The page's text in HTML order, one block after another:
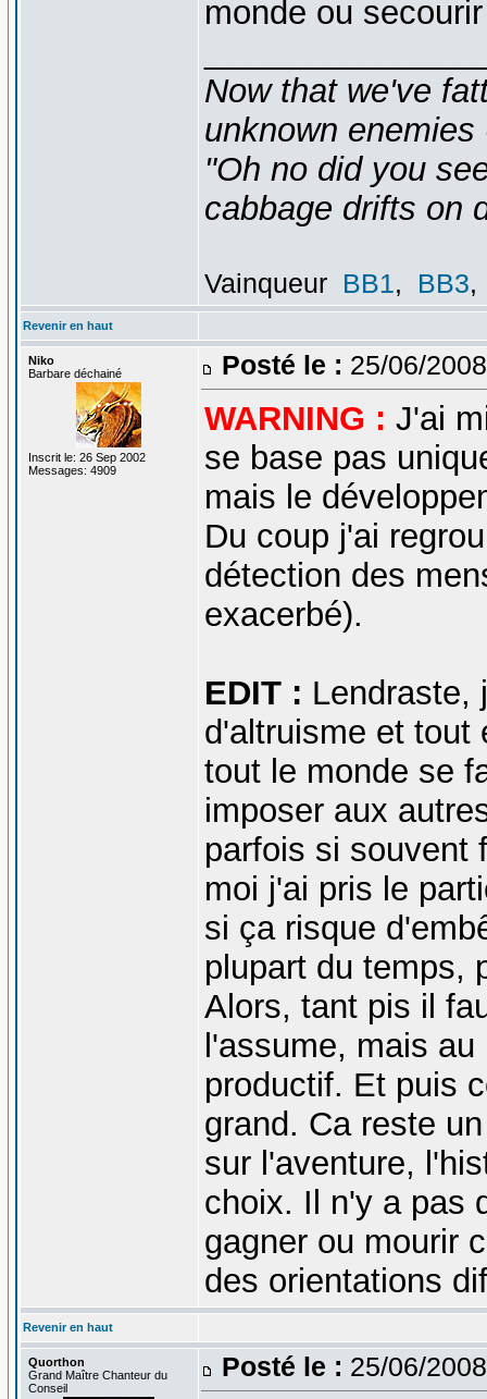
monde ou
Now that we've
unknown
"Oh no did you
cabbage drifts on
Vainqueur BB1, BB3,
Revenir en haut
Niko
Barbare déchainé
Inscrit le: 26 Sep 2002
Messages: 4909
Posté le : 25/06/
WARNING : J'ai
se base pas
mais le
Du coup j'ai
détection des
exacerbé).
EDIT : Lendraste,
d'altruisme et tout
tout le monde se
imposer aux
parfois si souvent
moi j'ai pris le
si ça risque
plupart du temps,
Alors, tant pis il
l'assume, mais
productif. Et puis
grand. Ca reste
sur l'aventure,
choix. Il n'y a pas
gagner ou mourir
des orientations
Revenir en haut
Quorthon
Grand Maître Chanteur du
Conseil
Posté le : 25/06/